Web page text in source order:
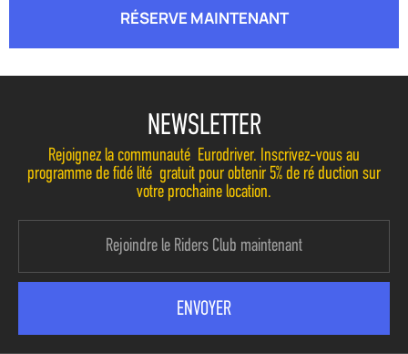
RÉSERVE MAINTENANT
NEWSLETTER
Rejoignez la communauté Eurodriver. Inscrivez-vous au
programme de fidélité gratuit pour obtenir 5% de réduction sur
votre prochaine location.